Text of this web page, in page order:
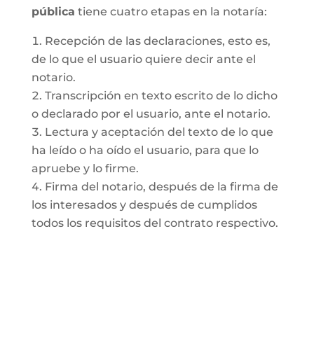
pública tiene cuatro etapas en la notaría:
Recepción de las declaraciones, esto es,
de lo que el usuario quiere decir ante el
notario.
Transcripción en texto escrito de lo dicho
o declarado por el usuario, ante el notario.
Lectura y aceptación del texto de lo que
ha leído o ha oído el usuario, para que lo
apruebe y lo firme.
Firma del notario, después de la firma de
los interesados y después de cumplidos
todos los requisitos del contrato respectivo.